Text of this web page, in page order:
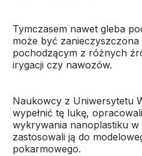
Tymczasem nawet gleba
może być
pochodzącym z różnych
irygacji czy nawozów.
Naukowcy z Uniwersytetu
wypełnić tę lukę,
wykrywania nanoplastiku
zastosowali ją do
pokarmowego.